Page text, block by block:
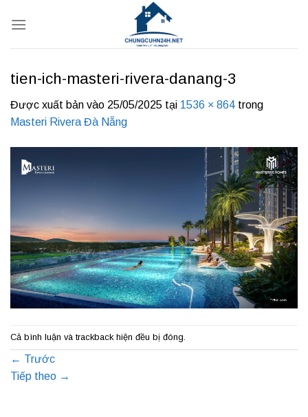
qua
tien-ich-masteri-rivera-danang-3
Được xuất bản vào 25/05/2025 tại 1536 × 864 trong
Masteri Rivera Đà Nẵng
Cả bình luận và trackback hiện đều bị đóng.
← Trước
Tiếp theo →